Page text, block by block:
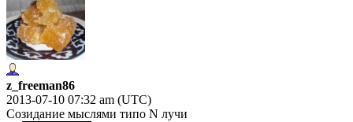
z_freeman86
2013-07-10 07:32 am (UTC)
Созидание мыслями типо N лучи